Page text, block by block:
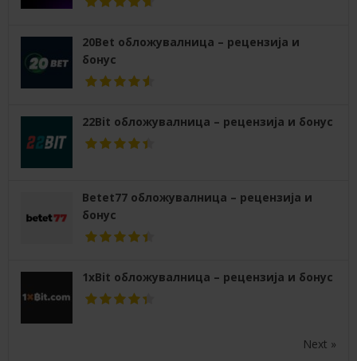
20Bet обложувалница – рецензија и
бонус
22Bit обложувалница – рецензија и бонус
Betet77 обложувалница – рецензија и
бонус
1xBit обложувалница – рецензија и бонус
Next »